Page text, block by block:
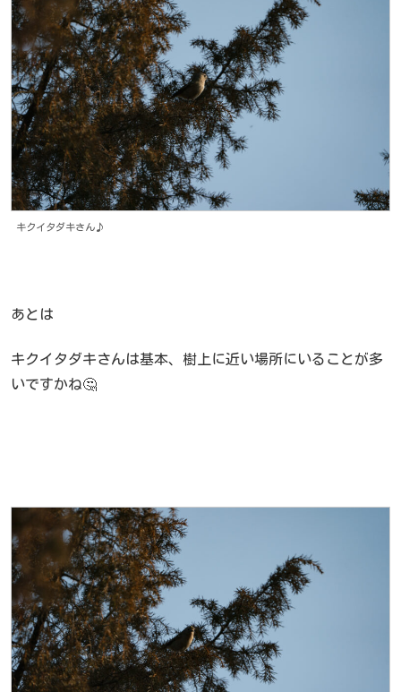
キクイタダキさん♪
あとは
キクイタダキさんは基本、樹上に近い場所にいることが多
いですかね🤔